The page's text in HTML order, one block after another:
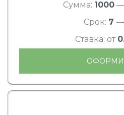
Сумма: 1000 —
Срок: 7 —
Ставка: от